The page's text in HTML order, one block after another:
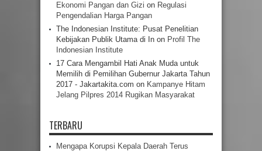
Ekonomi Pangan dan Gizi on Regulasi
Pengendalian Harga Pangan
The Indonesian Institute: Pusat Penelitian
Kebijakan Publik Utama di In on Profil The
Indonesian Institute
17 Cara Mengambil Hati Anak Muda untuk
Memilih di Pemilihan Gubernur Jakarta Tahun
2017 - Jakartakita.com on Kampanye Hitam
Jelang Pilpres 2014 Rugikan Masyarakat
TERBARU
Mengapa Korupsi Kepala Daerah Terus